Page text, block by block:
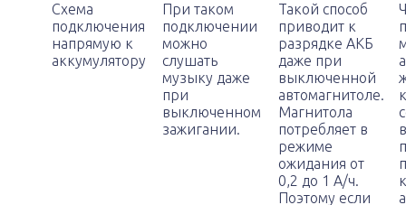
Схема
подключения
напрямую к
аккумулятору
При таком
подключении
можно
слушать
музыку даже
при
выключенном
зажигании.
Такой способ
приводит к
разрядке АКБ
даже при
выключенной
автомагнитоле.
Магнитола
потребляет в
режиме
ожидания от
0,2 до 1 А/ч.
Поэтому если